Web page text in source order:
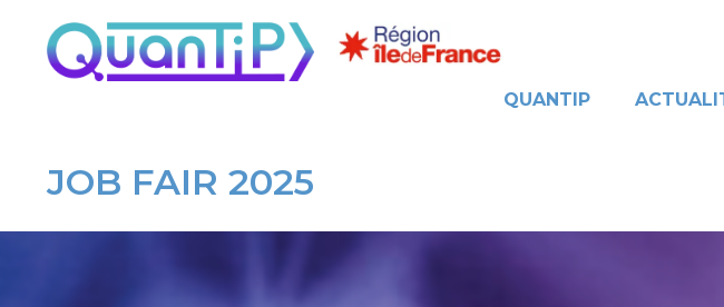
QUANTIP
JOB FAIR 2025